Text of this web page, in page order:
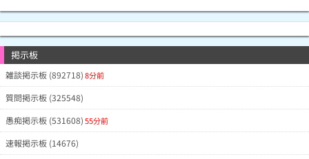
掲示板
雑談掲示板 (892718)8分前
質問掲示板 (325548)
愚痴掲示板 (531608)55分前
速報掲示板 (14676)